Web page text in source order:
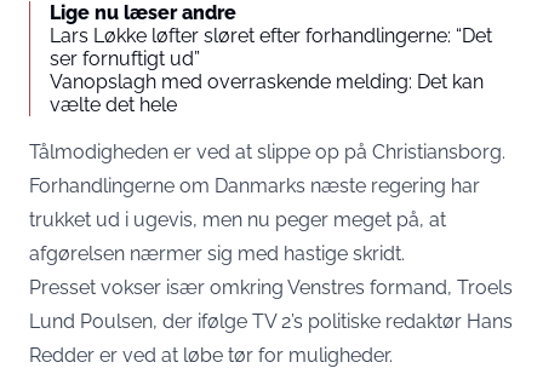
Lige nu læser andre
Lars Løkke løfter sløret efter forhandlingerne: “Det
ser fornuftigt ud”
​​Vanopslagh med overraskende melding: Det kan
vælte det hele
Tålmodigheden er ved at slippe op på Christiansborg.
Forhandlingerne om Danmarks næste regering har
trukket ud i ugevis, men nu peger meget på, at
afgørelsen nærmer sig med hastige skridt.
Presset vokser især omkring Venstres formand, Troels
Lund Poulsen, der ifølge TV 2’s politiske redaktør Hans
Redder er ved at løbe tør for muligheder.